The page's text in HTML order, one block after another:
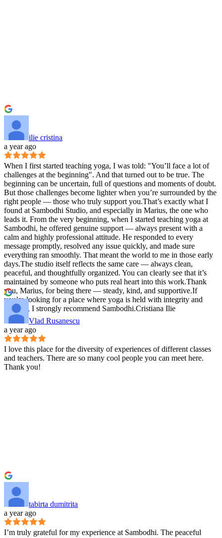
ilie cristina
a year ago
When I first started teaching yoga, I was told: "You’ll face a lot of
challenges at the beginning". And that turned out to be true. The
beginning can be uncertain, full of questions and moments of doubt.
But those challenges become lighter when you’re surrounded by the
right people — those who truly support you.That’s exactly what I
found at Sambodhi Studio, and especially in Marius, the one who
leads it. From the very beginning, when I started teaching yoga at
Sambodhi, he offered genuine support — always present with a
calm and highly professional attitude. He responded to every
message promptly, resolved any issue quickly, and made sure
everything ran smoothly. That meant the world to me in those early
days.The studio itself reflects the same care — always clean,
peaceful, and thoughtfully organized. You can clearly see that it’s
maintained by someone who puts real heart into this work.Thank
you, Marius, for being there — steady, kind, and supportive.If
you’re looking for a place where yoga is held with integrity and
warmth, I strongly recommend Sambodhi.Cristiana Ilie
Vlad Rusanescu
a year ago
I love this place for the diversity of experiences of different classes
and teachers. There are so many cool people you can meet here.
Thank you!
tabirta dumitrita
a year ago
I’m truly grateful for my experience at Sambodhi. The peaceful